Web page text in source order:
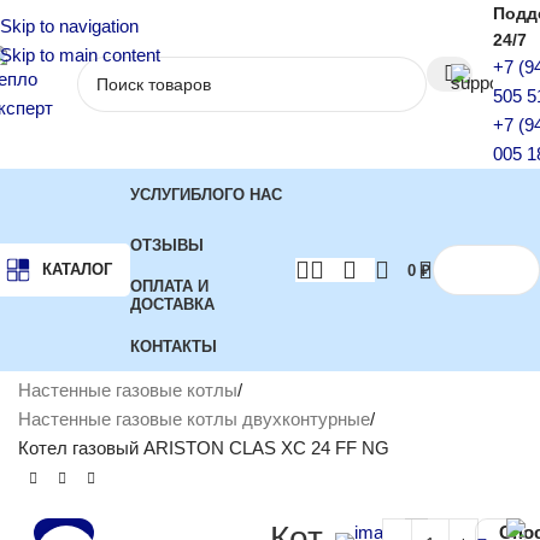
Skip to navigation
Skip to main content
24/7
+7
505
+7
005
КАТАЛОГ
УСЛУГИБЛОГО НАС
ОТЗЫВЫ
ОПЛАТА И
ДОСТАВКА
КОНТАКТЫ
0 ₽
Настенные газовые котлы
Настенные газовые котлы двухконтурные
Котел газовый ARISTON CLAS XC 24 FF NG
-8%